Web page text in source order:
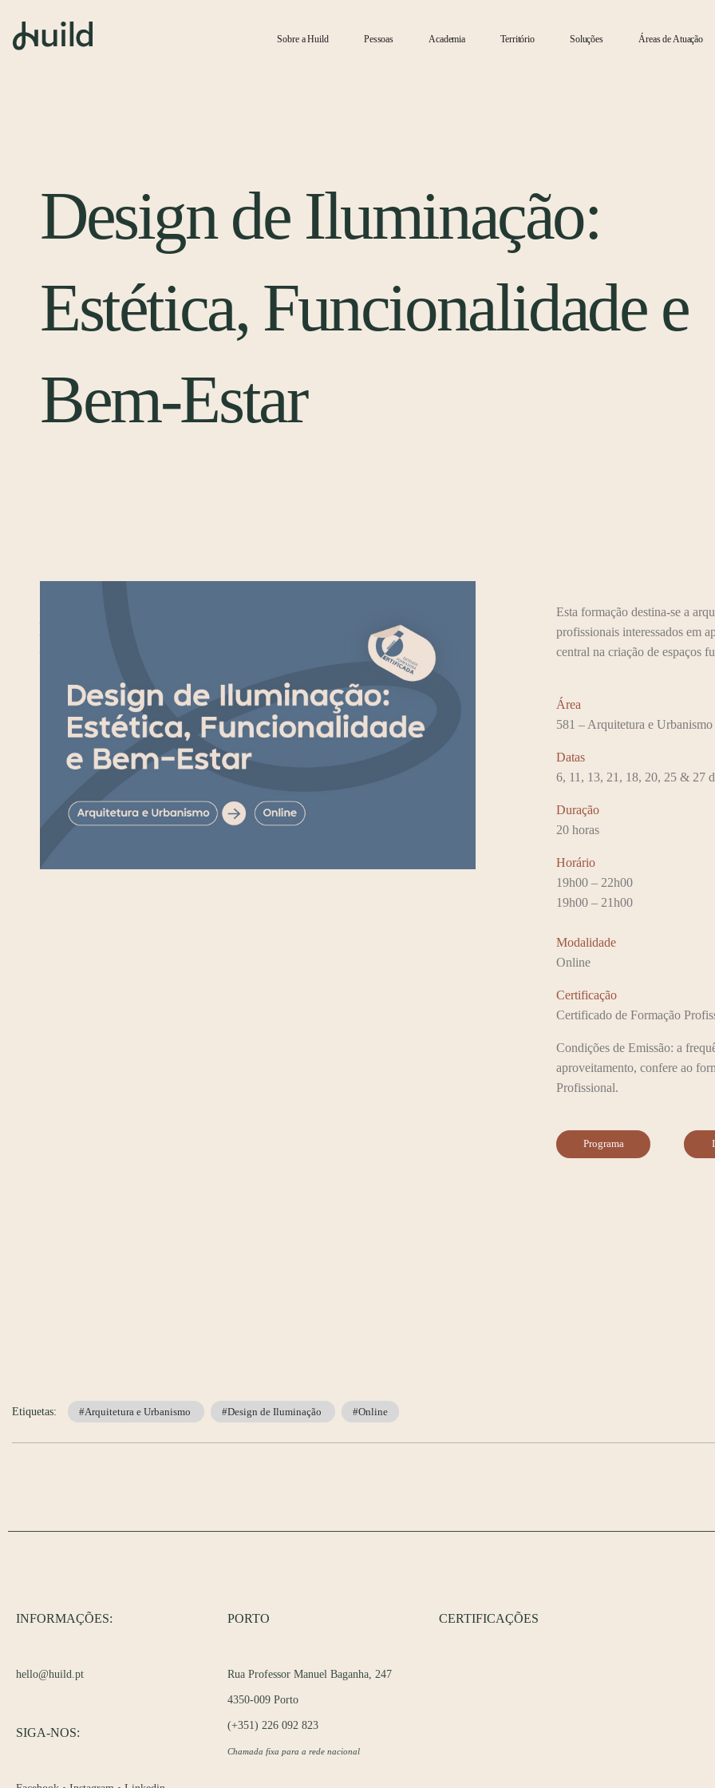
Sobre a Huild Pessoas Academia Território Soluções Áreas de Atuação
Design de Iluminação:
Estética, Funcionalidade e
Bem-Estar
Design de Iluminação: Estética,
Funcionalidade e Bem-Estar
Esta formação destina-se a
profissionais interessados em
central na criação de espaços
Área
581 – Arquitetura e Urbanismo
Datas
6, 11, 13, 21, 18, 20, 25 & 27
Duração
20 horas
Horário
19h00 – 22h00
19h00 – 21h00
Modalidade
Online
Certificação
Certificado de Formação
Condições de Emissão: a
aproveitamento, confere ao
Profissional.
Programa
Etiquetas: #Arquitetura e Urbanismo #Design de Iluminação #Online
INFORMAÇÕES:
hello@huild.pt
SIGA-NOS:
PORTO
Rua Professor Manuel Baganha, 247
4350-009 Porto
(+351) 226 092 823
Chamada fixa para a rede nacional
CERTIFICAÇÕES